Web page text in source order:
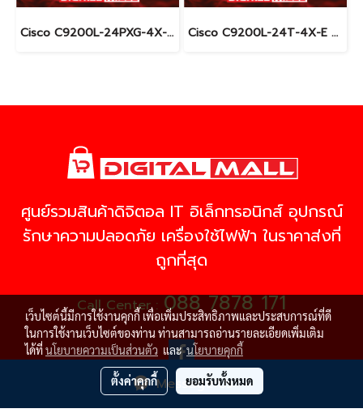
Message Us
Cisco C9200L-24PXG-4X-E อุปกรณ์ขยายสัญญาณ (Gigabit Switch Hub) Cisco C9200L-24T-4X-E อุปกรณ์ขยายสัญญาณ (Gigabit Switch Hub)
ศูนย์รวมสินค้าดิจิตอล IT อิเล็กทรอนิกส์ อุปกรณ์
รักษาความปลอดภัย เครื่องใช้ไฟฟ้า ในราคาส่งที่
ถูกที่สุด
Call Center : 088 7878 171
เว็บไซต์นี้มีการใช้งานคุกกี้ เพื่อเพิ่มประสิทธิภาพและประสบการณ์ที่ดี
ในการใช้งานเว็บไซต์ของท่าน ท่านสามารถอ่านรายละเอียดเพิ่มเติม
ได้ที่นโยบายความเป็นส่วนตัว และนโยบายคุกกี้
ตั้งค่าคุกกี้ ยอมรับทั้งหมด